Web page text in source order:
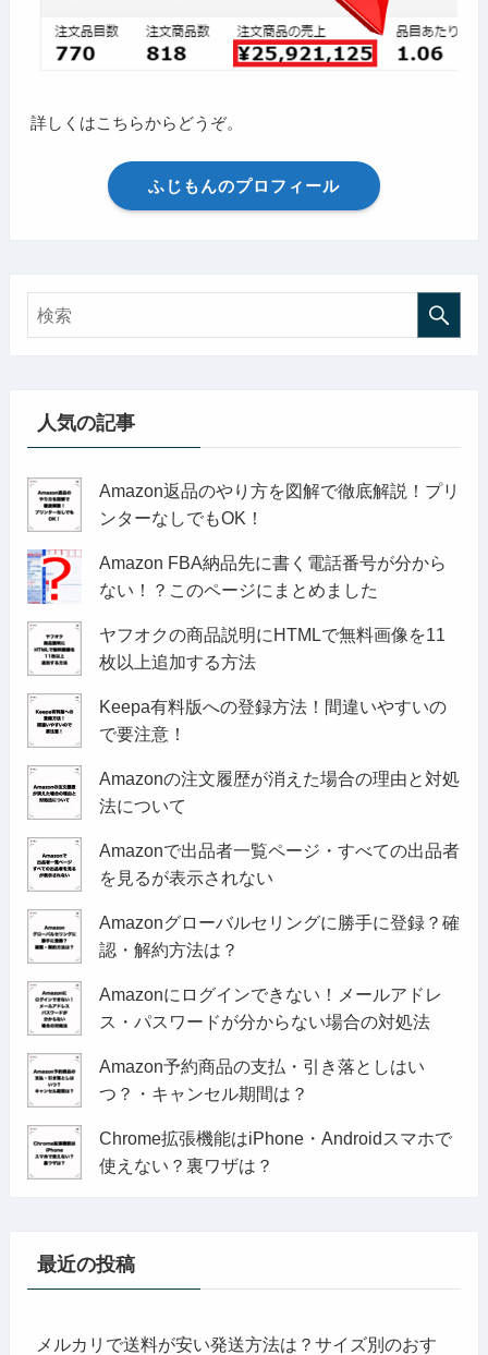
詳しくはこちらからどうぞ。
ふじもんのプロフィール
人気の記事
Amazon返品のやり方を図解で徹底解説！プリ
ンターなしでもOK！
Amazon FBA納品先に書く電話番号が分から
ない！？このページにまとめました
ヤフオクの商品説明にHTMLで無料画像を11
枚以上追加する方法
Keepa有料版への登録方法！間違いやすいの
で要注意！
Amazonの注文履歴が消えた場合の理由と対処
法について
Amazonで出品者一覧ページ・すべての出品者
を見るが表示されない
Amazonグローバルセリングに勝手に登録？確
認・解約方法は？
Amazonにログインできない！メールアドレ
ス・パスワードが分からない場合の対処法
Amazon予約商品の支払・引き落としはい
つ？・キャンセル期間は？
Chrome拡張機能はiPhone・Androidスマホで
使えない？裏ワザは？
最近の投稿
メルカリで送料が安い発送方法は？サイズ別のおす